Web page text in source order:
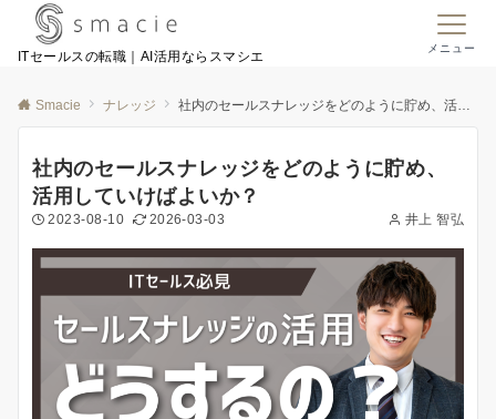
ITセールスの転職｜AI活用ならスマシエ
メニュー
Smacie ナレッジ 社内のセールスナレッジをどのように貯め、活用していけばよいか？
社内のセールスナレッジをどのように貯め、
活用していけばよいか？
2023-08-10 2026-03-03 井上 智弘